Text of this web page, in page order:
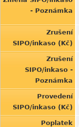
- Poznámka
Zrušení
SIPO/inkaso (Kč)
Zrušení
SIPO/inkaso -
Poznámka
Provedení
SIPO/inkaso (Kč)
Poplatek